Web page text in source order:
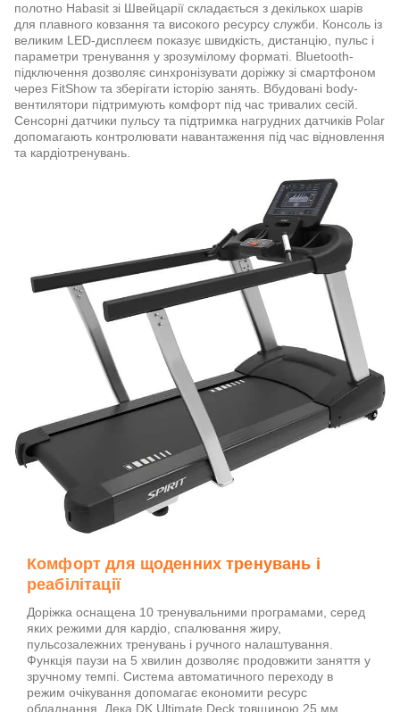
полотно Habasit зі Швейцарії складається з декількох шарів
для плавного ковзання та високого ресурсу служби. Консоль із
великим LED-дисплеєм показує швидкість, дистанцію, пульс і
параметри тренування у зрозумілому форматі. Bluetooth-
підключення дозволяє синхронізувати доріжку зі смартфоном
через FitShow та зберігати історію занять. Вбудовані body-
вентилятори підтримують комфорт під час тривалих сесій.
Сенсорні датчики пульсу та підтримка нагрудних датчиків Polar
допомагають контролювати навантаження під час відновлення
та кардіотренувань.
Комфорт для щоденних тренувань і
реабілітації
Доріжка оснащена 10 тренувальними програмами, серед
яких режими для кардіо, спалювання жиру,
пульсозалежних тренувань і ручного налаштування.
Функція паузи на 5 хвилин дозволяє продовжити заняття у
зручному темпі. Система автоматичного переходу в
режим очікування допомагає економити ресурс
обладнання. Дека DK Ultimate Deck товщиною 25 мм